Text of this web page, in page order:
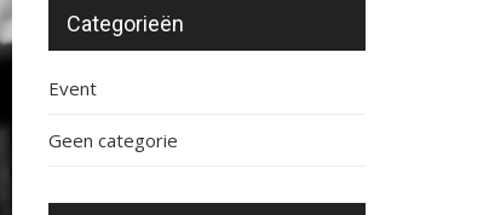
Categorieën
Event
Geen categorie